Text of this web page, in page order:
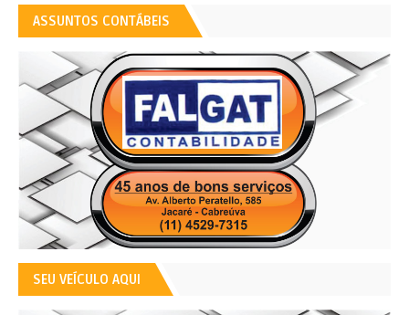
ASSUNTOS CONTÁBEIS
SEU VEÍCULO AQUI